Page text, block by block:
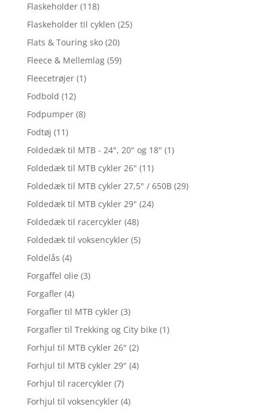
Flaskeholder (118)
Flaskeholder til cyklen (25)
Flats & Touring sko (20)
Fleece & Mellemlag (59)
Fleecetrøjer (1)
Fodbold (12)
Fodpumper (8)
Fodtøj (11)
Foldedæk til MTB - 24", 20" og 18" (1)
Foldedæk til MTB cykler 26" (11)
Foldedæk til MTB cykler 27,5" / 650B (29)
Foldedæk til MTB cykler 29" (24)
Foldedæk til racercykler (48)
Foldedæk til voksencykler (5)
Foldelås (4)
Forgaffel olie (3)
Forgafler (4)
Forgafler til MTB cykler (3)
Forgafler til Trekking og City bike (1)
Forhjul til MTB cykler 26" (2)
Forhjul til MTB cykler 29" (4)
Forhjul til racercykler (7)
Forhjul til voksencykler (4)